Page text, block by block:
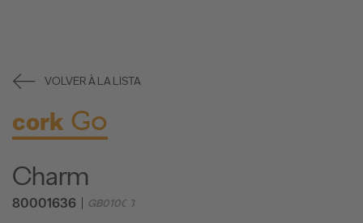
VOLVER À LA LISTA
cork Go
Charm
80001636 GB01003